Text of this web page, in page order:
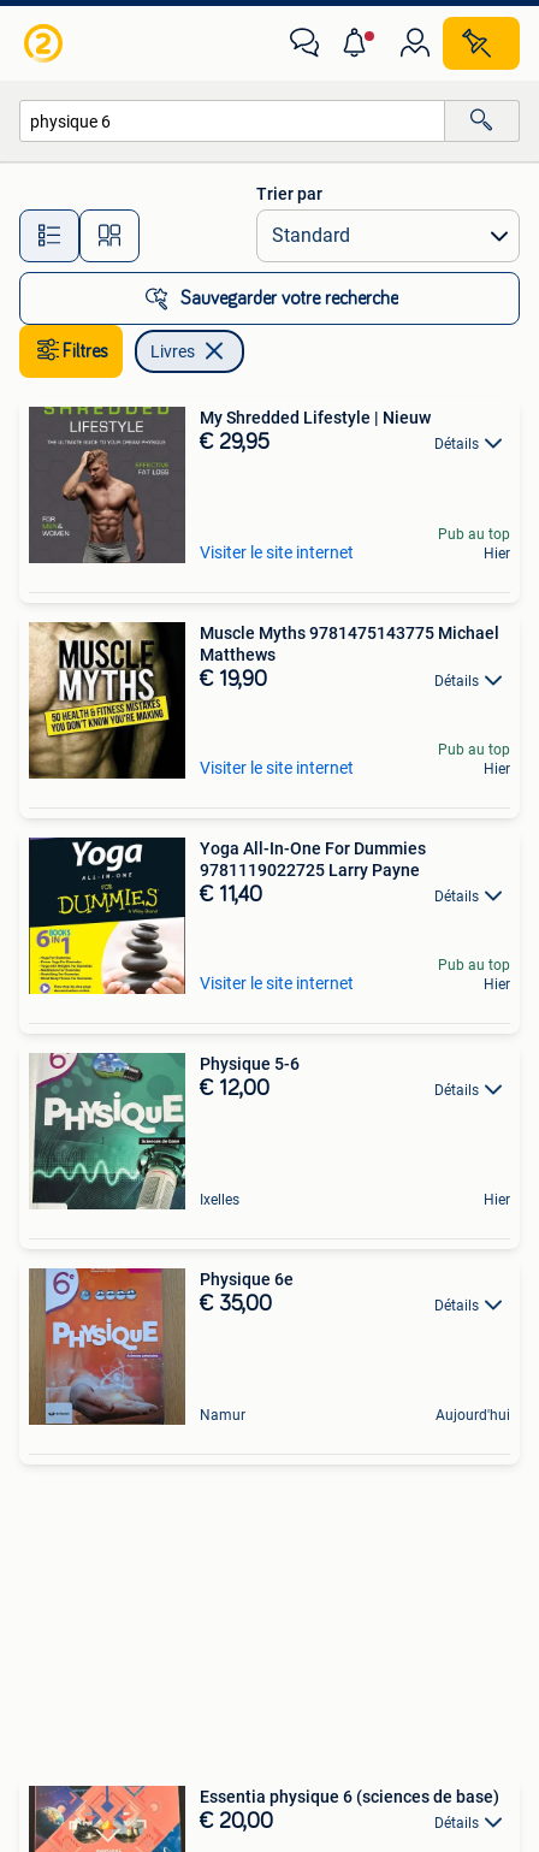
Toutes les distances…
Trier par
Sauvegarder votre recherche
Filtres Livres
My Shredded Lifestyle | Nieuw
€ 29,95 Détails
Visiter le site internet
Pub au top
Hier
Muscle Myths 9781475143775 Michael
Matthews
€ 19,90 Détails
Visiter le site internet
Pub au top
Hier
Yoga All-In-One For Dummies
9781119022725 Larry Payne
€ 11,40 Détails
Visiter le site internet
Pub au top
Hier
Physique 5-6
€ 12,00 Détails
Ixelles Hier
Physique 6e
€ 35,00 Détails
Namur Aujourd'hui
Essentia physique 6 (sciences de base)
€ 20,00 Détails